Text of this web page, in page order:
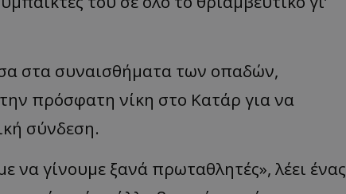
στα συναισθήματα των οπαδών,
πρόσφατη νίκη στο Κατάρ για να
σύνδεση.
να γίνουμε ξανά πρωταθλητές», λέει ένας